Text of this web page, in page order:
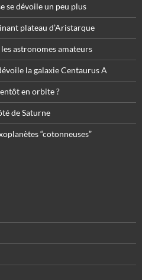
se dévoile un peu plus
plateau d’Aristarque
astronomes amateurs
la galaxie Centaurus A
en orbite ?
de Saturne
“cotonneuses”